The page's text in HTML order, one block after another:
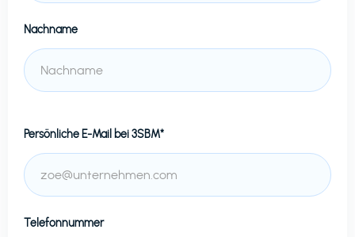
Nachname
Persönliche E-Mail bei3SBM*
Telefonnummer